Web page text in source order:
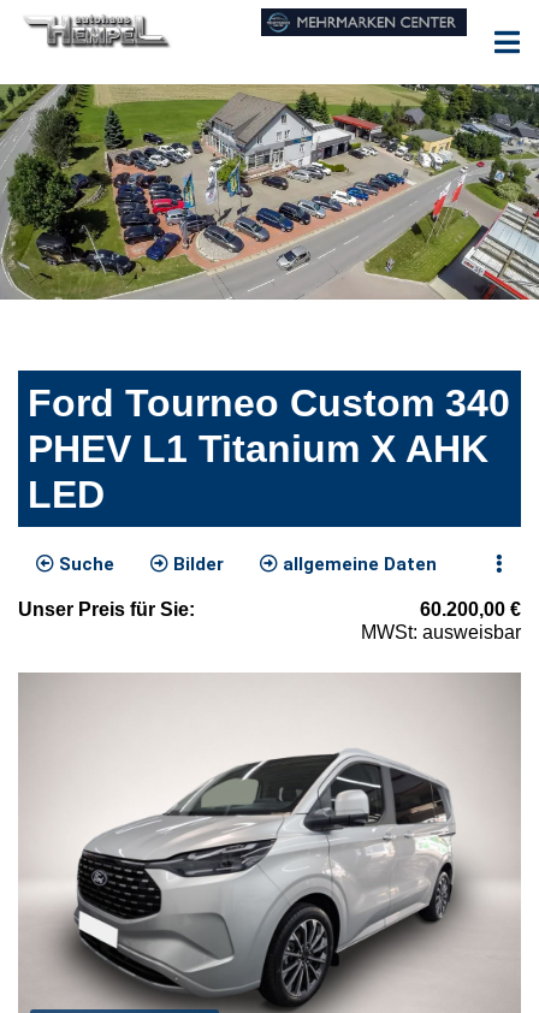
Ford Tourneo Custom 340
PHEV L1 Titanium X AHK
LED
Suche Bilder allgemeine Daten
Unser Preis für Sie: 60.200,00 €
MWSt: ausweisbar